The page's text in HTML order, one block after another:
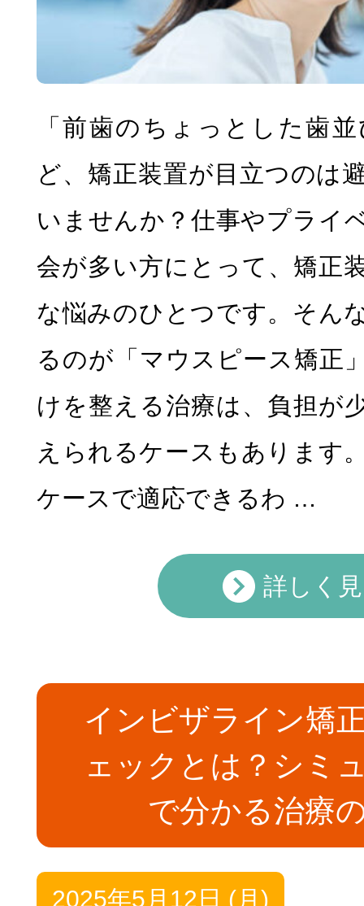
「前歯のちょっとした歯
ど、矯正装置が目立つのは
いませんか？仕事やプライ
会が多い方にとって、矯正
な悩みのひとつです。そん
るのが「マウスピース矯正
けを整える治療は、負担が
えられるケースもあります
ケースで適応できるわ …
詳しく
インビザライン矯
ェックとは？シミ
で分かる治療
2025年5月12日 (月)